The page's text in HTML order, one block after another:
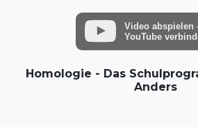
Video abspielen
YouTube
Homologie - Das
Anders